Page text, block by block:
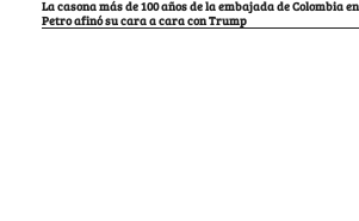
La casona más de 100 años de la embajada de Colombia
Petro afinó su cara a cara con Trump